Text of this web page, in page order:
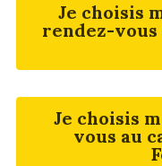
Je choisis
rendez-
Je choisis
vous au